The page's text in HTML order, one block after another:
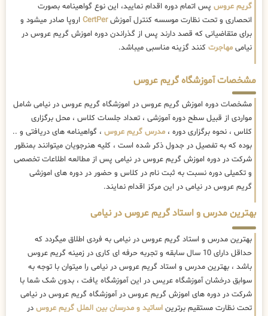
گریم عروس پس اتمام دوره اقدام نمایید، این نوع گواهینامه بصورت
انحصاری و تحت نظارت موسسه کنترل آموزشCertPer اروپا صادر میشود و
برای متقاضیانی که قصد دارند پس از گذراندن دوره اموزش گریم عروس در
نیامی مهاجرت کنند گزینه مناسبی میباشد.
مشخصات آموزشگاه گریم عروس
مشخصات دوره اموزش گریم عروس در اموزشگاه گریم عروس در نیامی شامل
مواردی از قبیل سطح دوره آموزشی ، تعداد جلسات کلاس ، محل برگزاری
کلاس ، نحوه برگزاری دوره ، مدرس گریم عروس ، گواهینامه های دریافتی و ..
بوده که به تفصیل در جدول ذکر شده است ، کلیه هنرجویان میتوانند بمنظور
شرکت در دوره اموزش گریم عروس در نیامی پس از مطالعه اطلاعات تخصصی
و تکمیلی دوره نسبت به ثبت نام در کلاس و حضور در دوره های اموزشی
گریم عروس در نیامی در این مرکز اقدام نمایند.
بهترین مدرس و استاد گریم عروس در نیامی
بهترین مدرس و استاد گریم عروس در نیامی به فردی اطلاق میگردد که
حداقل دارای 10 سال سابقه و تجربه حرفه ای کاری در زمینه گریم عروس
باشد ، بهترین مدرس و استاد گریم عروس در نیامی را میتوان با توجه به
سوابق درخشان آموزشگاه عریس در این آموزشگاه یافت ، بدون شک شما با
شرکت در دوره های اموزش گریم عروس در آموزشگاه گریم عروس در نیامی
تحت نظارت مستقیم برترین اساتید و مدرسان بین الملل گریم عروس در